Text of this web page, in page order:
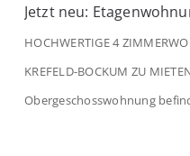
Jetzt neu:
HOCHWERTIGE 4
KREFELD-BOCKUM ZU
Obergeschosswohnung